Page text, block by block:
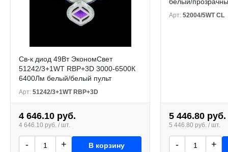
Св-к диод 49Вт ЭкономСвет
51242/3+1WT RBP+3D 3000-6500К
6400Лм белый/белый пульт
Арт: 51242/3+1WT RBP+3D
4 646.10 руб.
4 646.10 руб. / шт.
- + В корзину
Арт: 52004/5WT CL
5 446.80 руб.
5 446.80 руб. / шт.
- +